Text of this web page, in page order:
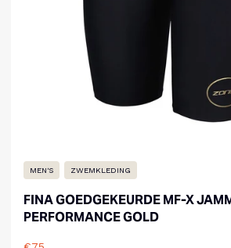
MEN'S ZWEMKLEDING
FINA GOEDGEKEURDE MF-X
PERFORMANCE GOLD